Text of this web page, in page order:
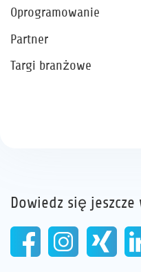
Oprogramowanie
Partner
Targi branżowe
Dowiedz się jeszcze